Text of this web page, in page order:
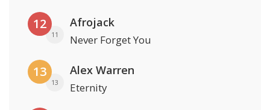
12
11
Afrojack
Never Forget You
13
13
Alex Warren
Eternity